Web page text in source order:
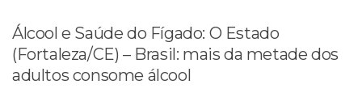
Álcool e Saúde do Fígado: O Estado
(Fortaleza/CE) – Brasil: mais da metade dos
adultos consome álcool